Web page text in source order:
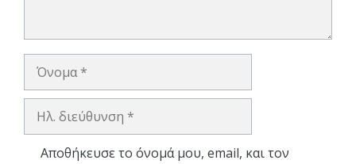
Όνομα
Ηλ.
Αποθήκευσε το όνομά μου, email, και τον